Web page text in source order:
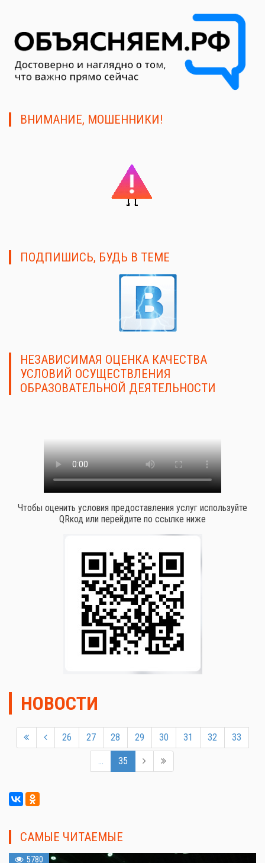
ВНИМАНИЕ, МОШЕННИКИ!
ПОДПИШИСЬ, БУДЬ В ТЕМЕ
НЕЗАВИСИМАЯ ОЦЕНКА КАЧЕСТВА
УСЛОВИЙ ОСУЩЕСТВЛЕНИЯ
ОБРАЗОВАТЕЛЬНОЙ ДЕЯТЕЛЬНОСТИ
Чтобы оценить условия предоставления услуг используйте
QRкод или перейдите по ссылке ниже
НОВОСТИ
26 27 28 29 30 31 32 33
... 35
САМЫЕ ЧИТАЕМЫЕ
5780